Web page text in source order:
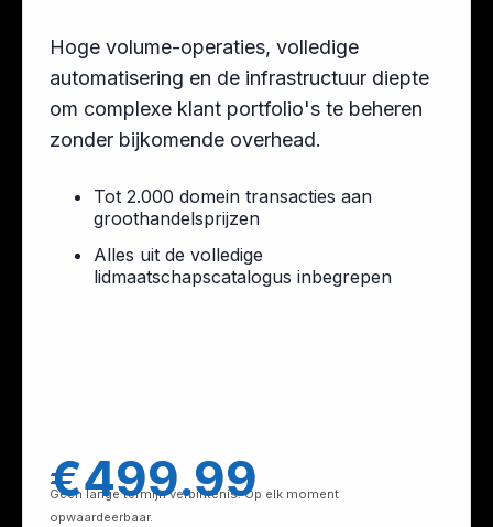
Hoge volume-operaties, volledige
automatisering en de infrastructuur diepte
om complexe klant portfolio's te beheren
zonder bijkomende overhead.
Tot 2.000 domein transacties aan
groothandelsprijzen
Alles uit de volledige
lidmaatschapscatalogus inbegrepen
€499.99
Geen lange termijn verbintenis. Op elk moment
opwaardeerbaar.